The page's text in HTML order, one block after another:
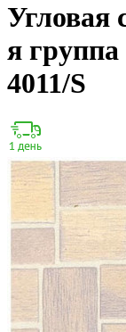
Угловая
я
4011/S